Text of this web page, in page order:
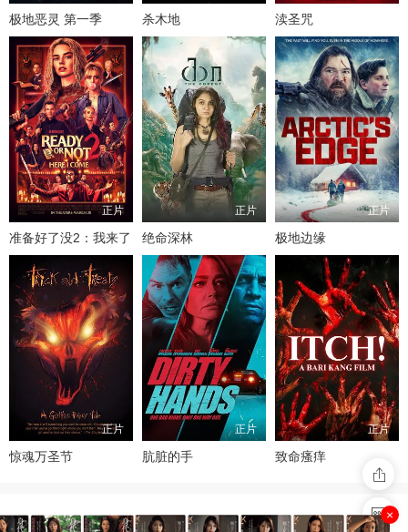
极地恶灵 第一季 杀木地 渎圣咒
正片
准备好了没2：我来了
正片
绝命深林
正片
极地边缘
正片
惊魂万圣节
正片
肮脏的手
正片
致命瘙痒
×
视频总量：100799 今日更新：143